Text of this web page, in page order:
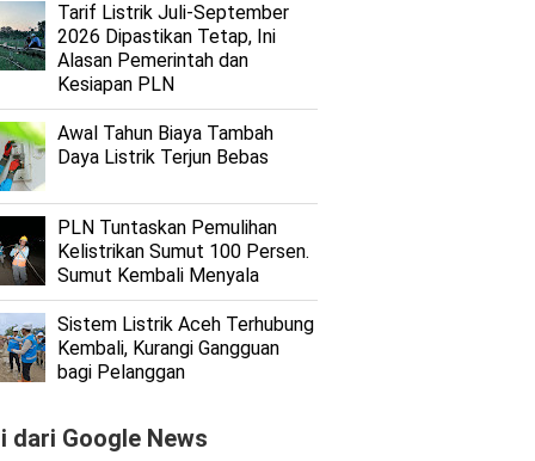
Tarif Listrik Juli-September
2026 Dipastikan Tetap, Ini
Alasan Pemerintah dan
Kesiapan PLN
Awal Tahun Biaya Tambah
Daya Listrik Terjun Bebas
PLN Tuntaskan Pemulihan
Kelistrikan Sumut 100 Persen.
Sumut Kembali Menyala
Sistem Listrik Aceh Terhubung
Kembali, Kurangi Gangguan
bagi Pelanggan
dari Google News